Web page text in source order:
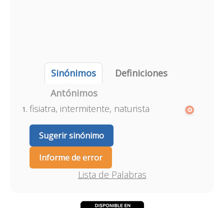
Sinónimos
Definiciones
Antónimos
fisiatra, intermitente, naturista
Sugerir sinónimo
Informe de error
Lista de Palabras